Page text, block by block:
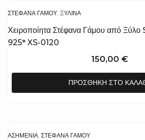
ΣΤΈΦΑΝΑ ΓΆΜΟΥ, ΞΎΛΙΝΑ
Χειροποίητα Στέφανα Γάμου από Ξύλο
925° XS-0120
150,00 €
ΠΡΟΣΘΉΚΗ ΣΤΟ
ΑΣΗΜΈΝΙΑ, ΣΤΈΦΑΝΑ ΓΆΜΟΥ